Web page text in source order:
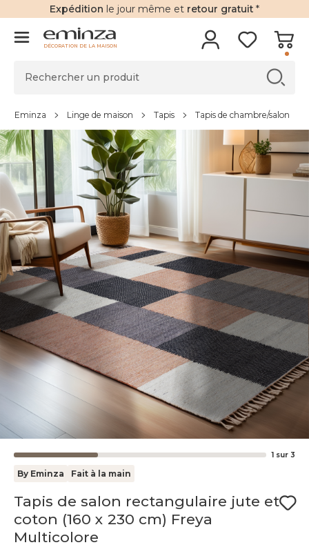
Expédition le jour même et retour gratuit *
DÉCORATION DE LA MAISON
Eminza Linge de maison Tapis Tapis de chambre/salon
1 sur 3
By Eminza Fait à la main
Tapis de salon rectangulaire jute et
coton (160 x 230 cm) Freya
Multicolore